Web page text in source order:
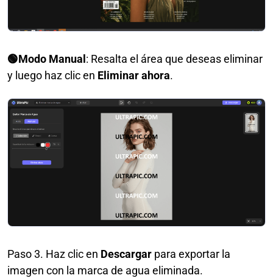
🟢Modo Manual : Resalta el área que deseas eliminar
y luego haz clic en Eliminar ahora.
Paso 3. Haz clic en Descargar para exportar la
imagen con la marca de agua eliminada.